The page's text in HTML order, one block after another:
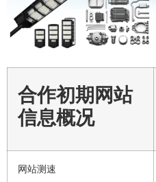
合作初期网站
信息概况
网站测速